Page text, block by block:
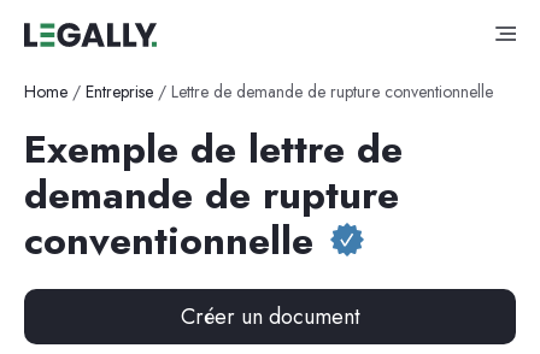
Home / Entreprise / Lettre de demande de rupture conventionnelle
Exemple de lettre de
demande de rupture
conventionnelle
Créer un document